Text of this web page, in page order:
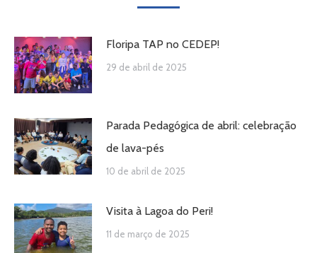
Floripa TAP no CEDEP!
29 de abril de 2025
Parada Pedagógica de abril: celebração
de lava-pés
10 de abril de 2025
Visita à Lagoa do Peri!
11 de março de 2025